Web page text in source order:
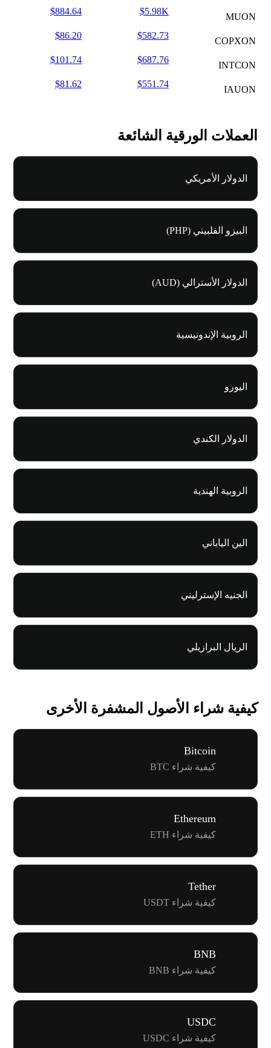
MUON
$5.98K
$884.64
COPXON
$582.73
$86.20
INTCON
$687.76
$101.74
IAUON
$551.74
$81.62
العملات الورقية الشائعة
الدولار الأمريكي
البيزو الفلبيني (PHP)
الدولار الأسترالي (AUD)
الروبية الإندونيسية
اليورو
الدولار الكندي
الروبية الهندية
الين الياباني
الجنيه الإسترليني
الريال البرازيلي
كيفية شراء الأصول المشفرة الأخرى
Bitcoin
كيفية شراء BTC
Ethereum
كيفية شراء ETH
Tether
كيفية شراء USDT
BNB
كيفية شراء BNB
USDC
كيفية شراء USDC